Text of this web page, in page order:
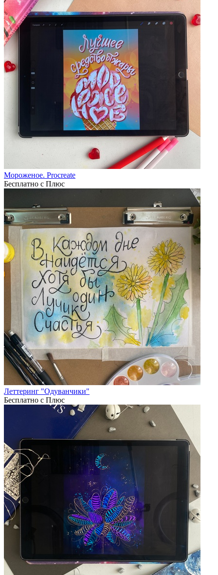
Мороженое. Procreate
Бесплатно с Плюс
Леттеринг "Одуванчики"
Бесплатно с Плюс